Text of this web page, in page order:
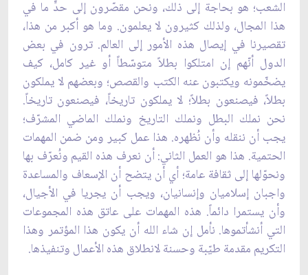
الشعب؛ هو بحاجة إلى ذلك، ونحن مقصّرون إلى حدٍّ ما في
هذا المجال، ولذلك كثيرون لا يعلمون. وما هو أكبر من هذا،
تقصيرنا في إيصال هذه الأمور إلى العالم. ترون في بعض
الدول أنّهم إن امتلكوا بطلاً متوسّطاً أو غير كامل، كيف
يضخّمونه ويكتبون عنه الكتب والقصص؛ وبعضهم لا يملكون
بطلاً، فيصنعون بطلاً؛ لا يملكون تاريخاً، فيصنعون تاريخاً.
نحن نملك البطل ونملك التاريخ ونملك الماضي المشرّف؛
يجب أن ننقله وأن نُظهره. هذا عمل كبير ومن ضمن المهمات
الحتمية. هذا هو العمل الثاني: أن نعرف هذه القيم ونُعرّف بها
ونحوّلها إلى ثقافة عامة؛ أي أن يتضح أن الإسعاف والمساعدة
واجبان إسلاميان وإنسانيان، ويجب أن يجريا في الأجيال،
وأن يستمرا دائماً. هذه المهمات على عاتق هذه المجموعات
التي أنشأتموها. نأمل إن شاء الله أن يكون هذا المؤتمر وهذا
التكريم مقدمة طيّبة وحسنة لانطلاق هذه الأعمال وتنفيذها.